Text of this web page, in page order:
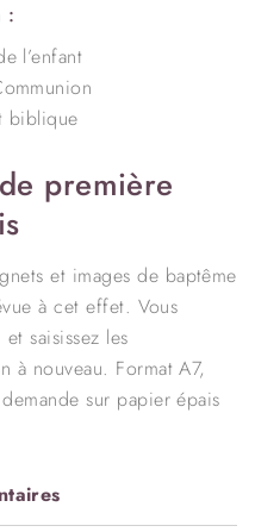
:
l’enfant
biblique
première
et images de baptême
à cet effet. Vous
saisissez les
à nouveau. Format A7,
sur papier épais